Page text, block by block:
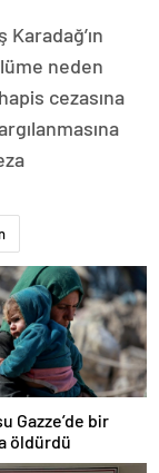
neden
cezasına
Gazze’de bir
öldürdü